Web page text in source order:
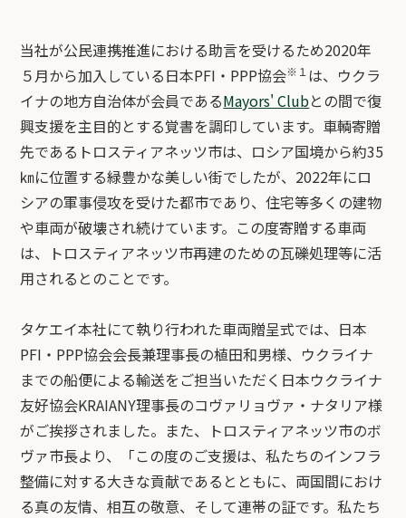
当社が公民連携推進における助言を受けるため2020年
５月から加入している日本PFI・PPP協会※１ は、ウクラ
イナの地方自治体が会員であるMayors' Clubとの間で復
興支援を主目的とする覚書を調印しています。車輌寄贈
先であるトロスティアネッツ市は、ロシア国境から約35
㎞に位置する緑豊かな美しい街でしたが、2022年にロ
シアの軍事侵攻を受けた都市であり、住宅等多くの建物
や車両が破壊され続けています。この度寄贈する車両
は、トロスティアネッツ市再建のための瓦礫処理等に活
用されるとのことです。
タケエイ本社にて執り行われた車両贈呈式では、日本
PFI・PPP協会会長兼理事長の植田和男様、ウクライナ
までの船便による輸送をご担当いただく日本ウクライナ
友好協会KRAIANY理事長のコヴァリョヴァ・ナタリア様
がご挨拶されました。また、トロスティアネッツ市のボ
ヴァ市長より、「この度のご支援は、私たちのインフラ
整備に対する大きな貢献であるとともに、両国間におけ
る真の友情、相互の敬意、そして連帯の証です。私たち